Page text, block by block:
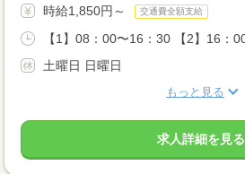
時給1,850円～ 交通費全額支給
【1】08：00〜16：30 【2】16：
土曜日 日曜日
もっと見る
求人詳細を見る